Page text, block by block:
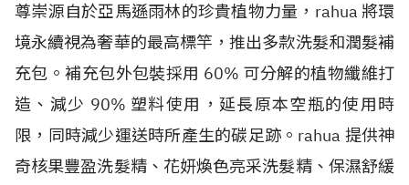
尊崇源自於亞馬遜雨林的珍貴植物力量，rahua 將環
境永續視為奢華的最高標竿，推出多款洗髮和潤髮補
充包。補充包外包裝採用 60% 可分解的植物纖維打
造、減少 90% 塑料使用，延長原本空瓶的使用時
限，同時減少運送時所產生的碳足跡。rahua 提供神
奇核果豐盈洗髮精、花妍煥色亮采洗髮精、保濕舒緩